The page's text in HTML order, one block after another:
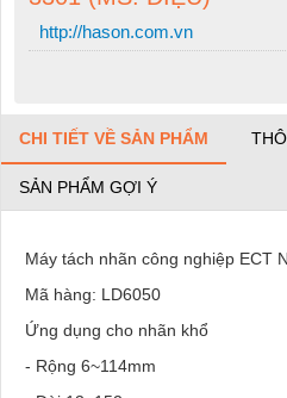
http://hason.com.vn
CHI TIẾT VỀ SẢN PHẨM
SẢN PHẨM GỢI Ý
Máy tách nhãn công nghiệp ECT
Mã hàng: LD6050
Ứng dụng cho nhãn khổ
- Rộng 6~114mm